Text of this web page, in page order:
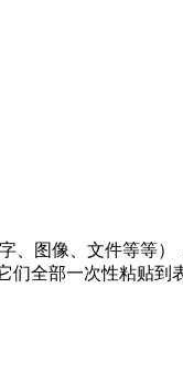
、图像、文件等等
全部一次性粘贴到